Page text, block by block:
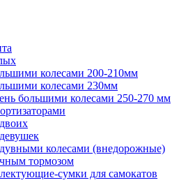
колесами 200-210мм
колесами 230мм
большими колесами 250-270 мм
колесами (внедорожные)
тормозом
сумки для самокатов